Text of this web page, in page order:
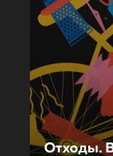
Отходы.